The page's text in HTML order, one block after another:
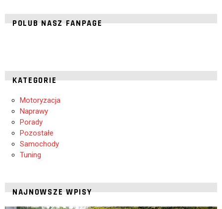
POLUB NASZ FANPAGE
KATEGORIE
Motoryzacja
Naprawy
Porady
Pozostałe
Samochody
Tuning
NAJNOWSZE WPISY